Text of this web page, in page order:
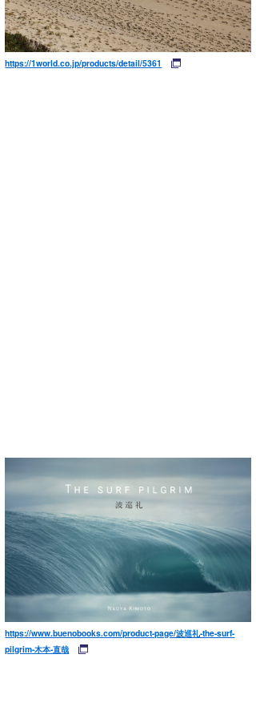
https://1world.co.jp/products/detail/5361
https://www.buenobooks.com/product-page/波巡礼-the-surf-
pilgrim-木本-直哉